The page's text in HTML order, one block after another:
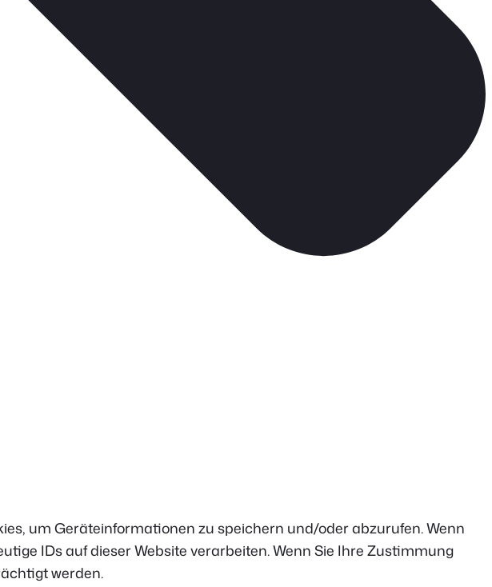
um Geräteinformationen zu speichern und/oder abzurufen. Wenn
IDs auf dieser Website verarbeiten. Wenn Sie Ihre Zustimmung
werden.